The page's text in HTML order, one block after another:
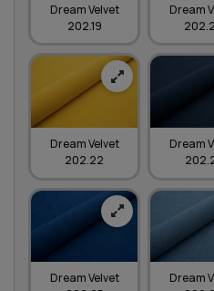
Dream Velvet
202.19
Dream
Dream Velvet
202.22
Dream
Dream Velvet
Dream